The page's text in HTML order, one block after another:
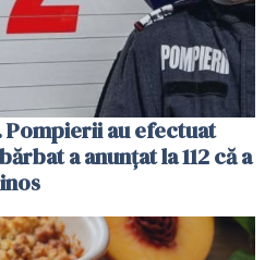
Pompierii au efectuat
a anunțat la 112 că a